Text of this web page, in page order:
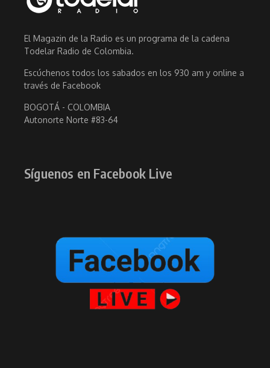
El Magazin de la Radio es un programa de la cadena
Todelar Radio de Colombia.
Escúchenos todos los sabados en los 930 am y online a
través de Facebook
BOGOTÁ - COLOMBIA
Autonorte Norte #83-64
Síguenos en Facebook Live